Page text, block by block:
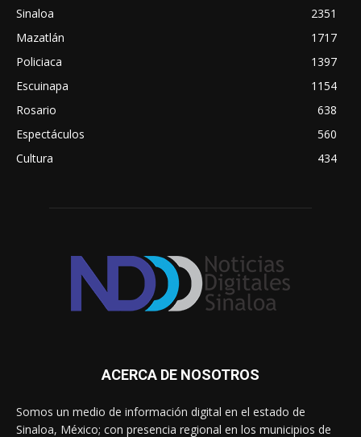
Sinaloa
2351
Mazatlán
1717
Policiaca
1397
Escuinapa
1154
Rosario
638
Espectáculos
560
Cultura
434
ACERCA DE NOSOTROS
Somos un medio de información digital en el estado de
Sinaloa, México; con presencia regional en los municipios de